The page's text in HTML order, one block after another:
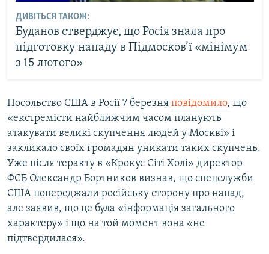
ДИВІТЬСЯ ТАКОЖ:
Буданов стверджує, що Росія знала про
підготовку нападу в Підмосков’ї «мінімум
з 15 лютого»
Посольство США в Росії 7 березня повідомило, що
«екстремісти найближчим часом планують
атакувати великі скупчення людей у Москві» і
закликало своїх громадян уникати таких скупчень.
Уже після теракту в «Крокус Сіті Холі» директор
ФСБ Олександр Бортников визнав, що спецслужби
США попереджали російську сторону про напад,
але заявив, що це була «інформація загального
характеру» і що на той момент вона «не
підтвердилася».